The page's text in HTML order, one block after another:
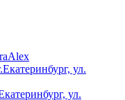
ул.
ул.